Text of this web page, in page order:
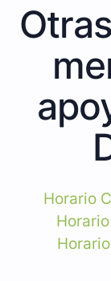
Horario